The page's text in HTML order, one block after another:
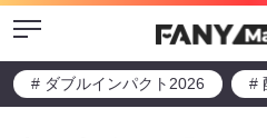
Menu
# ダブルインパクト2026 #